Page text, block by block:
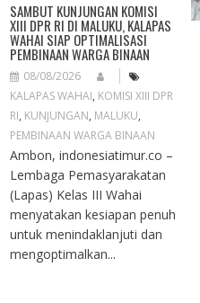
SAMBUT KUNJUNGAN KOMISI
XIII DPR RI DI MALUKU, KALAPAS
WAHAI SIAP OPTIMALISASI
PEMBINAAN WARGA BINAAN
08/08/2026
KALAPAS WAHAI, KOMISI XIII DPR
RI, KUNJUNGAN, MALUKU,
PEMBINAAN WARGA BINAAN
Ambon, indonesiatimur.co –
Lembaga Pemasyarakatan
(Lapas) Kelas III Wahai
menyatakan kesiapan penuh
untuk menindaklanjuti dan
mengoptimalkan...